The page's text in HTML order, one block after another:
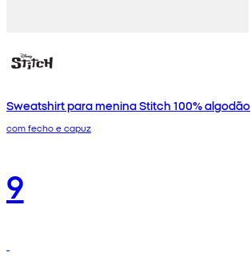
Sweatshirt para menina Stitch 100% algodão
com fecho e capuz
9